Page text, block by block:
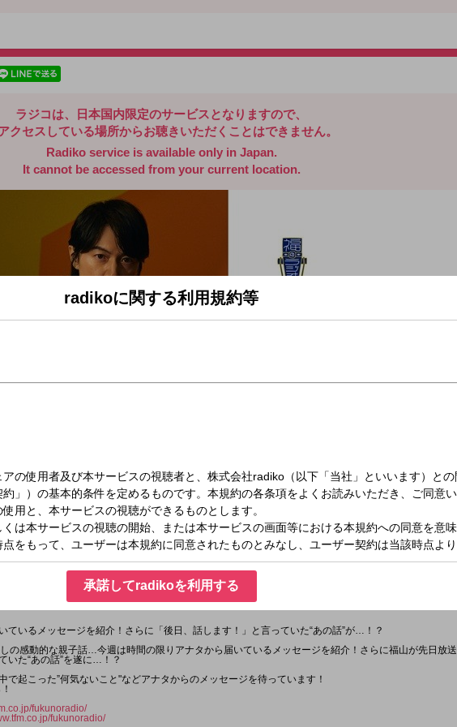
ラジコは、日本国内限定のサービスとなりますので、
クセスしている場所からお聴きいただくことはできません。
Radiko service is available only in Japan.
It cannot be accessed from your current location.
14:00～14:55
ているメッセージを紹介！さらに「後日、話します！」と言っていた“あの話”が…！？
の感動的な親子話…今週は時間の限りアナタから届いているメッセージを紹介！さらに福山が先日放送
いた“あの話”を遂に…！？
起こった”何気ないこと"などアナタからのメッセージを待っています！
fukunoradio/
fukunoradio/
radikoに関する利用規約等
承諾してradikoを利用する